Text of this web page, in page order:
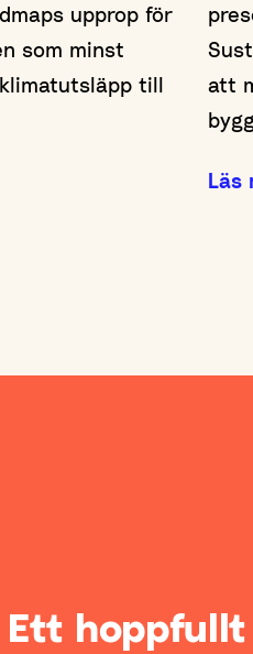
upprop för
som minst
till
att
Läs
Ett